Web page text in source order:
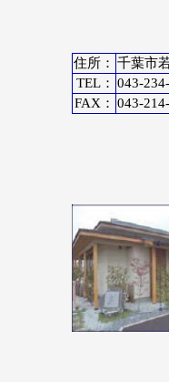
住所： 千葉市
TEL： 043-
FAX： 043-